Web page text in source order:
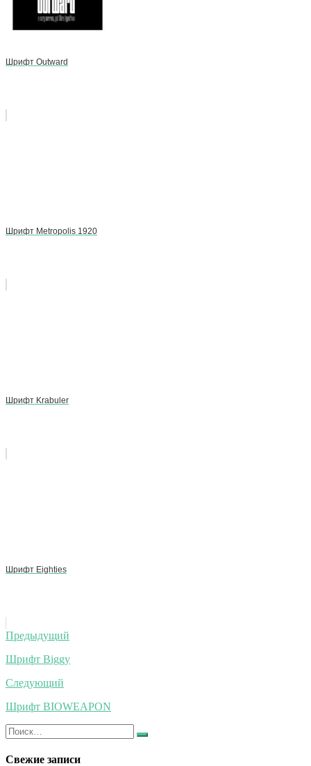
Шрифт Outward
Шрифт Metropolis 1920
Шрифт Krabuler
Шрифт Eighties
Навигация
по
записям
Предыдущий
Шрифт Biggy
Следующий
Шрифт BIOWEAPON
Искать:
Найти
Свежие записи